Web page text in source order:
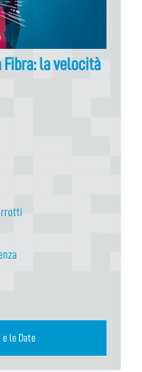
Fibra: la velocità
le Date